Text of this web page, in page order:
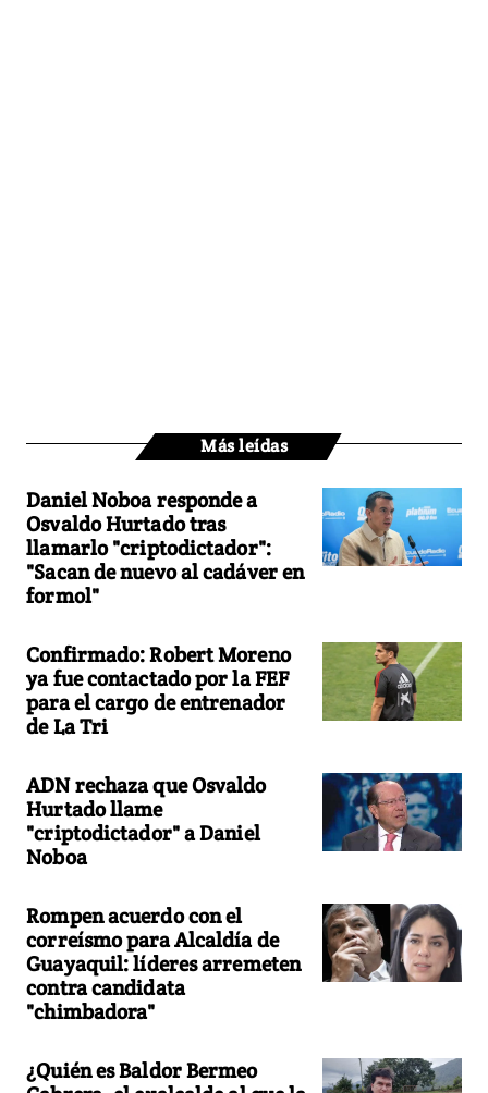
Más leídas
Daniel Noboa responde a
Osvaldo Hurtado tras
llamarlo "criptodictador":
"Sacan de nuevo al cadáver en
formol"
Confirmado: Robert Moreno
ya fue contactado por la FEF
para el cargo de entrenador
de La Tri
ADN rechaza que Osvaldo
Hurtado llame
"criptodictador" a Daniel
Noboa
Rompen acuerdo con el
correísmo para Alcaldía de
Guayaquil: líderes arremeten
contra candidata
"chimbadora"
¿Quién es Baldor Bermeo